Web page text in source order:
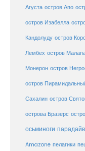
Агуста остров Апо
остров Изабелла
Кандолуду остров
Лембех остров
Монерон остров
остров
Сахалин остров
острова Бразерс
осьминоги
Amazone пелагики